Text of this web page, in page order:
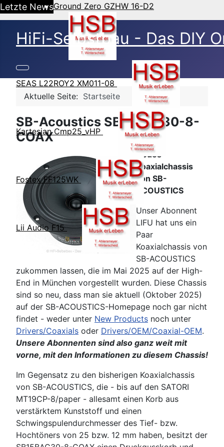
Letzte NewsGround Zero GZHW 16-D2
SEAS L22ROY2 XM011-08
Kartesian Cmp25_vHP
Fostex FF125WK
Lii Audio F15
HiFi-Selbstbau - Das DIY
Aktuelle Seite: Startseite
SB-Acoustics SB15BAC30-8-
COAX
Neues
Koaxialchassis
von SB-
ACOUSTICS
Unser Abonnent
LIFU hat uns ein
Paar
Koaxialchassis von
SB-ACOUSTICS
zukommen lassen, die im Mai 2025 auf der High-
End in München vorgestellt wurden. Diese Chassis
sind so neu, dass man sie aktuell (Oktober 2025)
auf der SB-ACOUSTICS-Homepage noch gar nicht
findet - weder unter New Products noch unter
Drivers/Coaxials oder Drivers/OEM/Coaxial-OEM.
Unsere Abonnenten sind also ganz weit mit
vorne, mit den Informationen zu diesem Chassis!
Im Gegensatz zu den bisherigen Koaxialchassis
von SB-ACOUSTICS, die - bis auf den SATORI
MT19CP-8/paper - allesamt einen Korb aus
verstärktem Kunststoff und einen
Schwingspulendurchmesser des Tief- bzw.
Hochtöners von 25 bzw. 12 mm haben, besitzt der